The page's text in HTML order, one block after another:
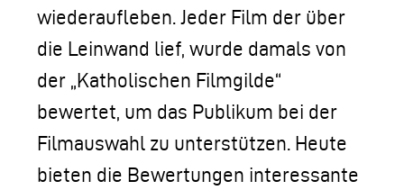
wiederaufleben. Jeder Film der über
die Leinwand lief, wurde damals von
der „Katholischen Filmgilde“
bewertet, um das Publikum bei der
Filmauswahl zu unterstützen. Heute
bieten die Bewertungen interessante